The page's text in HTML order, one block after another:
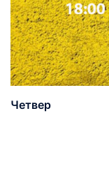
Четвер